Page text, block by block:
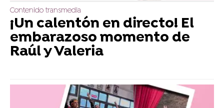
Contenido transmedia
¡Un calentón en directo! El
embarazoso momento de
Raúl y Valeria